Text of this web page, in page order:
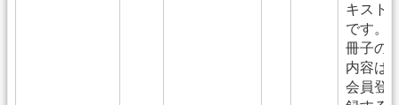
キスト
です。
冊子の
内容は
会員登